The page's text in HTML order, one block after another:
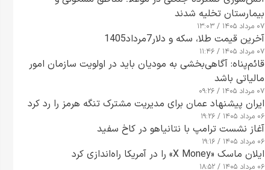
بیمارستان تخلیه شدند
۰۷ مرداد ۱۴۰۵ / ۱۳:۰۳
آخرین قیمت طلا، سکه و دلار7مرداد1405
۰۷ مرداد ۱۴۰۵ / ۱۱:۴۶
قائم‌پناه: آگاهی‌بخشی به مودیان باید در اولویت سازمان امور
مالیاتی باشد
۰۷ مرداد ۱۴۰۵ / ۰۹:۲۶
ایران پیشنهاد عمان برای مدیریت مشترک تنگه هرمز را رد کرد
۰۶ مرداد ۱۴۰۵ / ۱۹:۲۶
آغاز نشست ترامپ با نتانیاهو در کاخ سفید
۰۶ مرداد ۱۴۰۵ / ۱۹:۱۶
ایلان ماسک «X Money» را در آمریکا راه‌اندازی کرد
۰۶ مرداد ۱۴۰۵ / ۱۸:۵۲